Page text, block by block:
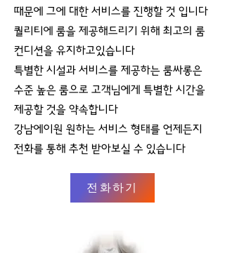
때문에 그에 대한 서비스를 진행할 것 입니다
퀄리티에 룸을 제공해드리기 위해 최고의 룸
컨디션을 유지하고있습니다
특별한 시설과 서비스를 제공하는 룸싸롱은
수준 높은 룸으로 고객님에게 특별한 시간을
제공할 것을 약속합니다
강남에이원 원하는 서비스 형태를 언제든지
전화를 통해 추천 받아보실 수 있습니다
전화하기